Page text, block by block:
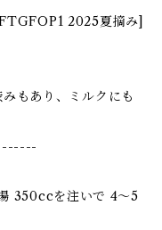
2025夏摘み]
もあり、ミルクにも
350ccを注いで 4〜5